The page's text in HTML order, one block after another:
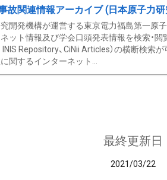
故関連情報アーカイブ (日本原子力
開発機構が運営する東京電力福島第一原
ット情報及び学会口頭発表情報を検索・閲
INIS Repository、CiNii Articles）の横断検
関するインターネット...
最終更新日
2021/03/22